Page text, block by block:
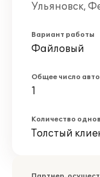
Ульяновск,
Вариант работы
Файловый
Общее число
1
Количество
Толстый